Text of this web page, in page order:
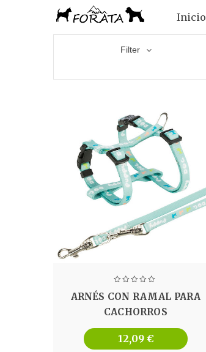
Inicio
Filter
ARNÉS CON RAMAL PARA
CACHORROS
12,09 €